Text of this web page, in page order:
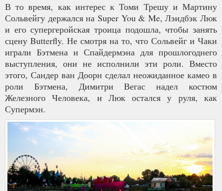
В то время, как интерес к Томи Трешу и Мартину
Сольвейгу держался на Super You & Me, Лэидбэк Люк
и его супергеройская троица подошла, чтобы занять
сцену Butterfly. Не смотря на то, что Сольвейг и Чаки
играли Бэтмена и Спайдермэна для прошлогоднего
выступления, они не исполнили эти роли. Вместо
этого, Сандер ван Доорн сделал неожиданное камео в
роли Бэтмена, Димитри Вегас надел костюм
Железного Человека, и Люк остался у руля, как
Супермэн.